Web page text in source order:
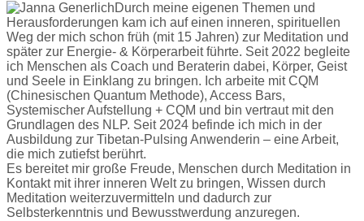
Durch meine eigenen Themen und
Herausforderungen kam ich auf einen inneren, spirituellen
Weg der mich schon früh (mit 15 Jahren) zur Meditation und
später zur Energie- & Körperarbeit führte. Seit 2022 begleite
ich Menschen als Coach und Beraterin dabei, Körper, Geist
und Seele in Einklang zu bringen. Ich arbeite mit CQM
(Chinesischen Quantum Methode), Access Bars,
Systemischer Aufstellung + CQM und bin vertraut mit den
Grundlagen des NLP. Seit 2024 befinde ich mich in der
Ausbildung zur Tibetan-Pulsing Anwenderin – eine Arbeit,
die mich zutiefst berührt.
Es bereitet mir große Freude, Menschen durch Meditation in
Kontakt mit ihrer inneren Welt zu bringen, Wissen durch
Meditation weiterzuvermitteln und dadurch zur
Selbsterkenntnis und Bewusstwerdung anzuregen.